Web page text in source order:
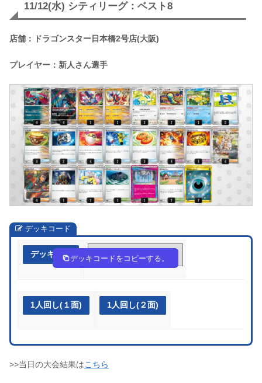
11/12(水) シティリーグ：ベスト8
店舗：ドラゴンスター日本橋2号店(大阪)
プレイヤー：新人さん選手
デッキコード
デッキ作成 k5vk1V-5xuFQy-kVvVVk
デッキコードをコピーする。
1人回し(１面) 1人回し(２面)
>>当日の大会結果はこちら